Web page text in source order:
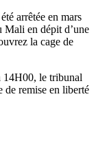
arrêtée en mars
Mali en dépit d’une
la cage de
14H00, le tribunal
de remise en liberté